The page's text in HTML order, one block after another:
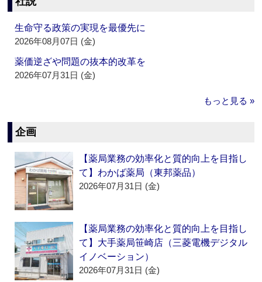
生命守る政策の実現を最優先に
2026年08月07日 (金)
薬価逆ざや問題の抜本的改革を
2026年07月31日 (金)
もっと見る »
企画
【薬局業務の効率化と質的向上を目指し
て】わかば薬局（東邦薬品）
2026年07月31日 (金)
【薬局業務の効率化と質的向上を目指し
て】大手薬局笹崎店（三菱電機デジタル
イノベーション）
2026年07月31日 (金)